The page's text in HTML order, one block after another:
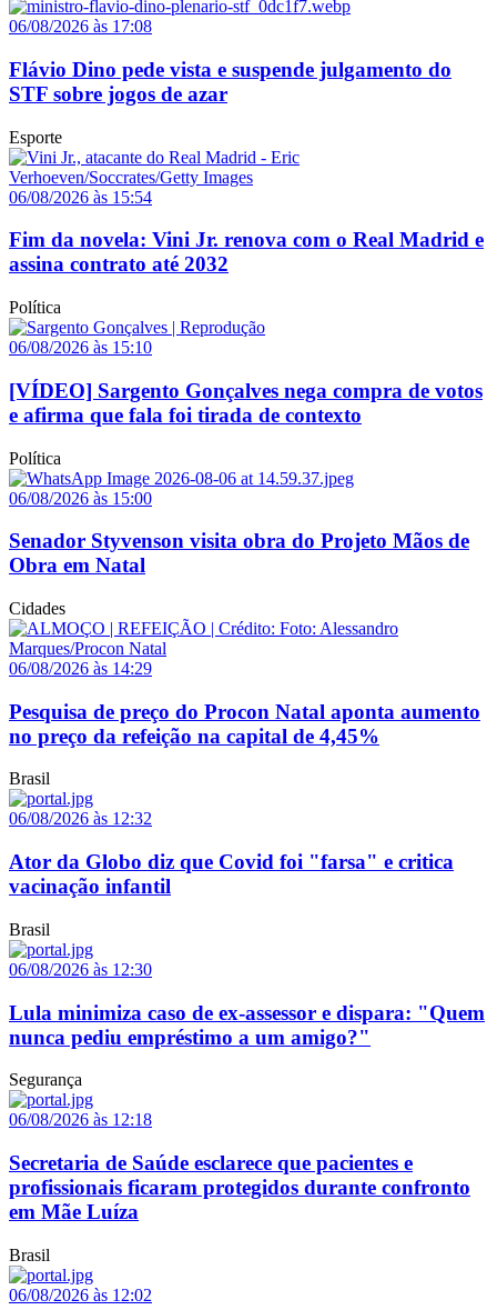
06/08/2026 às 17:08
Flávio Dino pede vista e suspende julgamento do
STF sobre jogos de azar
Esporte
06/08/2026 às 15:54
Fim da novela: Vini Jr. renova com o Real Madrid e
assina contrato até 2032
Política
06/08/2026 às 15:10
[VÍDEO] Sargento Gonçalves nega compra de votos
e afirma que fala foi tirada de contexto
Política
06/08/2026 às 15:00
Senador Styvenson visita obra do Projeto Mãos de
Obra em Natal
Cidades
06/08/2026 às 14:29
Pesquisa de preço do Procon Natal aponta aumento
no preço da refeição na capital de 4,45%
Brasil
06/08/2026 às 12:32
Ator da Globo diz que Covid foi "farsa" e critica
vacinação infantil
Brasil
06/08/2026 às 12:30
Lula minimiza caso de ex-assessor e dispara: "Quem
nunca pediu empréstimo a um amigo?"
Segurança
06/08/2026 às 12:18
Secretaria de Saúde esclarece que pacientes e
profissionais ficaram protegidos durante confronto
em Mãe Luíza
Brasil
06/08/2026 às 12:02